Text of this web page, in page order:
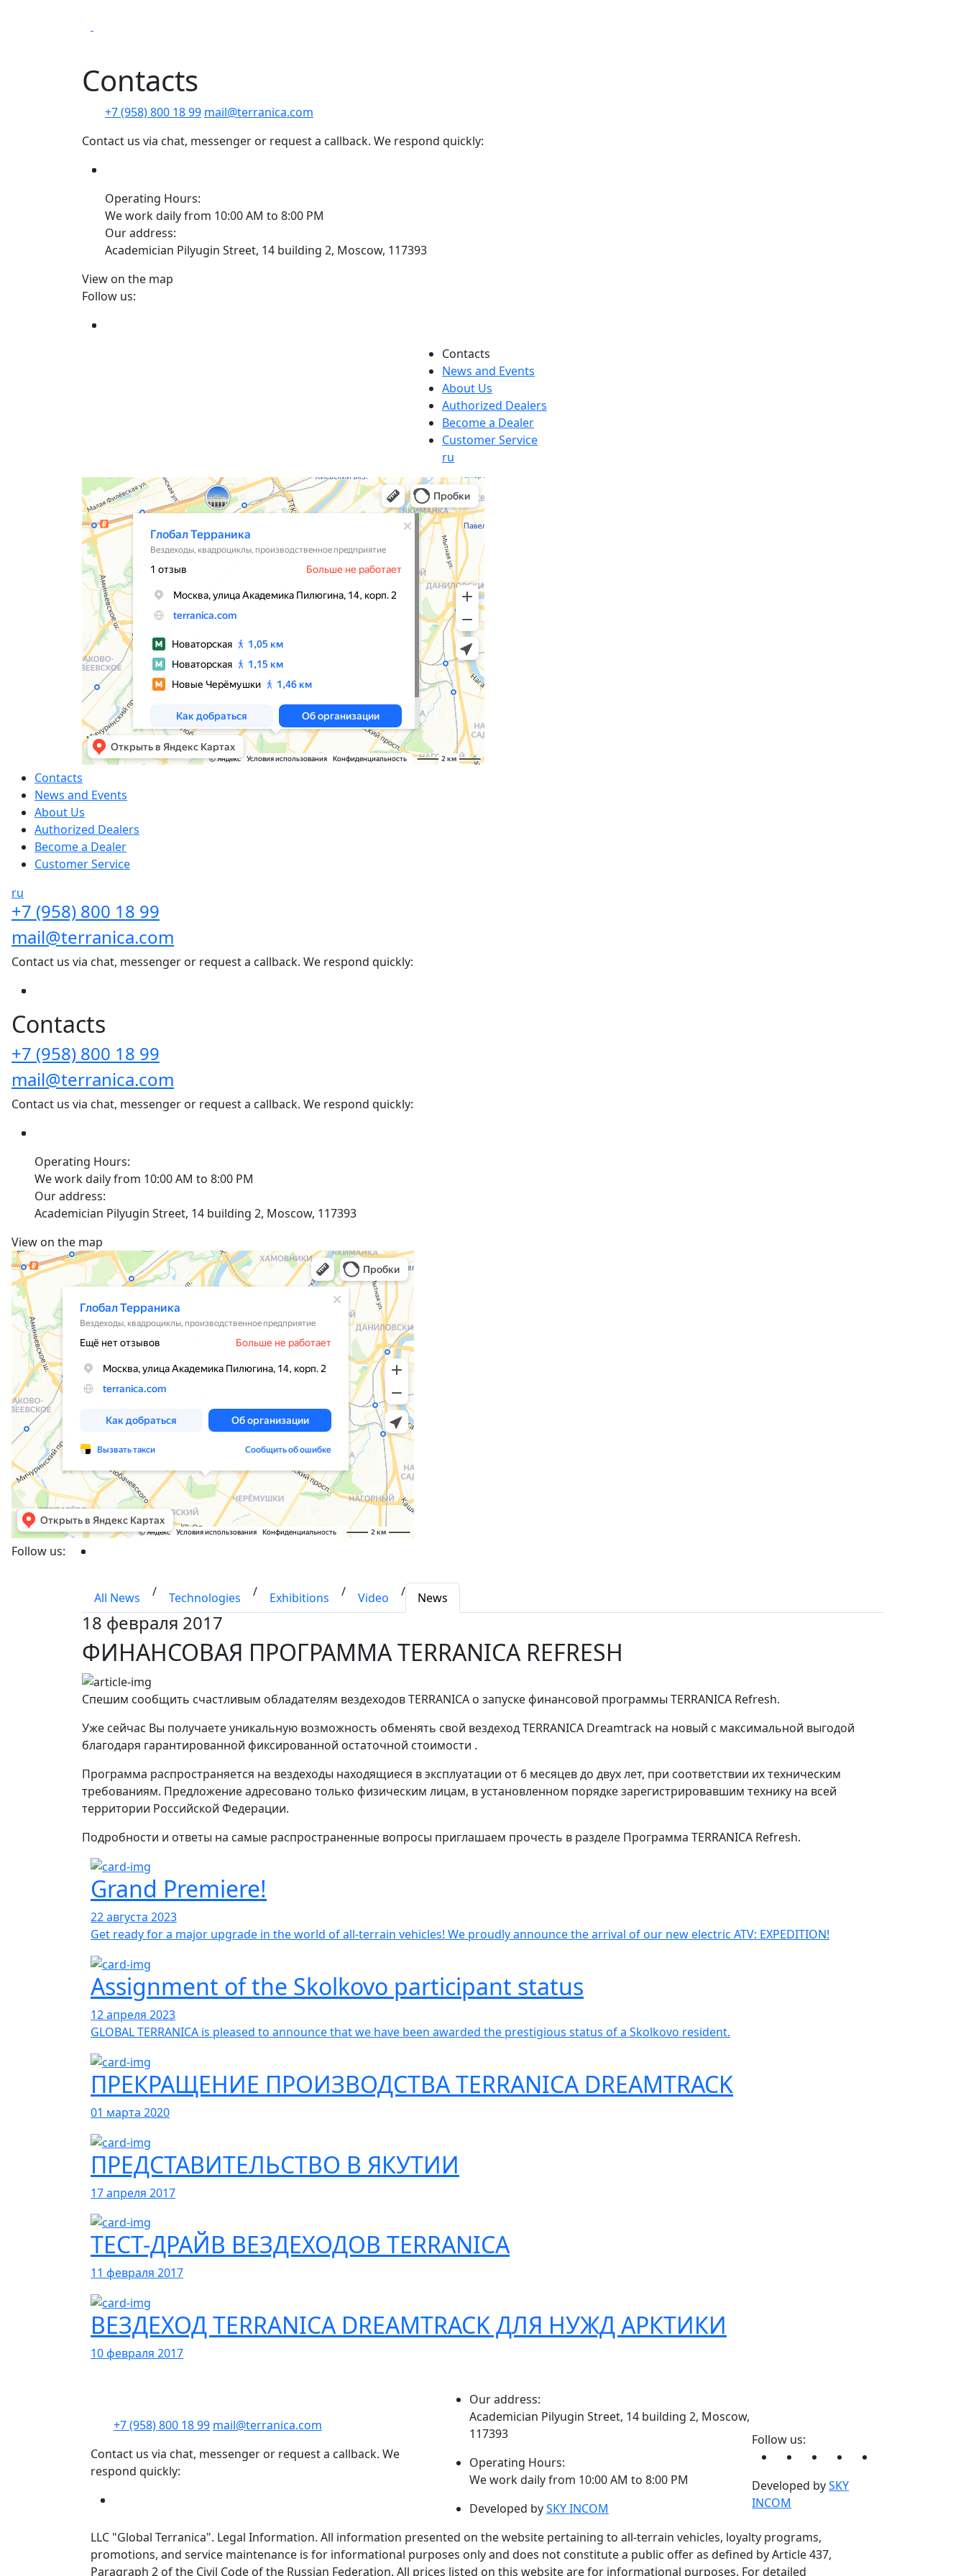
Сontacts
+7 (958) 800 18 99 mail@terranica.com
Contact us via chat, messenger or request a callback. We respond quickly:
Operating Hours:
We work daily from 10:00 AM to 8:00 PM
Our address:
Academician Pilyugin Street, 14 building 2, Moscow, 117393
View on the map
Follow us:
Сontacts
News and Events
About Us
Authorized Dealers
Become a Dealer
Customer Service
ru
Сontacts
News and Events
About Us
Authorized Dealers
Become a Dealer
Customer Service
ru
+7 (958) 800 18 99
mail@terranica.com
Contact us via chat, messenger or request a callback. We respond quickly:
Сontacts
+7 (958) 800 18 99
mail@terranica.com
Contact us via chat, messenger or request a callback. We respond quickly:
Operating Hours:
We work daily from 10:00 AM to 8:00 PM
Our address:
Academician Pilyugin Street, 14 building 2, Moscow, 117393
View on the map
Follow us:
All News / Technologies / Exhibitions / Video / News
18 февраля 2017
ФИНАНСОВАЯ ПРОГРАММА TERRANICA REFRESH
Спешим сообщить счастливым обладателям вездеходов TERRANICA о запуске финансовой программы TERRANICA Refresh.
Уже сейчас Вы получаете уникальную возможность обменять свой вездеход TERRANICA Dreamtrack на новый с максимальной выгодой
благодаря гарантированной фиксированной остаточной стоимости .
Программа распространяется на вездеходы находящиеся в эксплуатации от 6 месяцев до двух лет, при соответствии их техническим
требованиям. Предложение адресовано только физическим лицам, в установленном порядке зарегистрировавшим технику на всей
территории Российской Федерации.
Подробности и ответы на самые распространенные вопросы приглашаем прочесть в разделе Программа TERRANICA Refresh.
Grand Premiere!
22 августа 2023
Get ready for a major upgrade in the world of all-terrain vehicles! We proudly announce the arrival of our new electric ATV: EXPEDITION!
Assignment of the Skolkovo participant status
12 апреля 2023
GLOBAL TERRANICA is pleased to announce that we have been awarded the prestigious status of a Skolkovo resident.
ПРЕКРАЩЕНИЕ ПРОИЗВОДСТВА TERRANICA DREAMTRACK
01 марта 2020
ПРЕДСТАВИТЕЛЬСТВО В ЯКУТИИ
17 апреля 2017
ТЕСТ-ДРАЙВ ВЕЗДЕХОДОВ TERRANICA
11 февраля 2017
ВЕЗДЕХОД TERRANICA DREAMTRACK ДЛЯ НУЖД АРКТИКИ
10 февраля 2017
+7 (958) 800 18 99 mail@terranica.com
Contact us via chat, messenger or request a callback. We
respond quickly:
Our address:
Academician Pilyugin Street, 14 building 2, Moscow,
117393
Operating Hours:
We work daily from 10:00 AM to 8:00 PM
Developed bySKY INCOM
Follow us:
Developed bySKY
INCOM
LLC "Global Terranica". Legal Information. All information presented on the website pertaining to all-terrain vehicles, loyalty programs,
promotions, and service maintenance is for informational purposes only and does not constitute a public offer as defined by Article 437,
Paragraph 2 of the Civil Code of the Russian Federation. All prices listed on this website are for informational purposes. For detailed